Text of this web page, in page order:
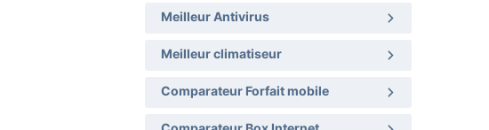
Meilleur Antivirus
Meilleur climatiseur
Comparateur Forfait mobile